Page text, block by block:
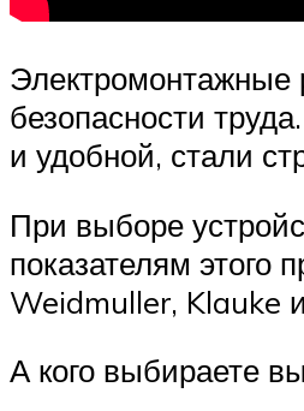
Электромонтажные
безопасности
и удобной, стали
При выборе
показателям этого
Weidmuller, Klauke
А кого выбираете